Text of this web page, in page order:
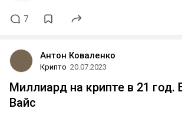
7
Антон Коваленко
Крипто 20.07.2023
Миллиард на крипте в 21 год.
Вайс